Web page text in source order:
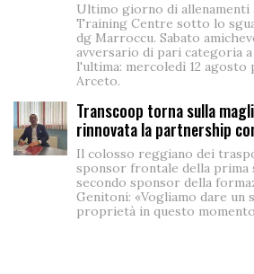
Ultimo giorno di allenamenti
Training Centre sotto lo
dg Marroccu. Sabato
avversario di pari categoria a
l'ultima: mercoledì 12 agosto
Arceto.
Transcoop torna sulla
rinnovata la partnership
Il colosso reggiano dei
sponsor frontale della prima
secondo sponsor della
Genitoni: «Vogliamo dare un
proprietà in questo